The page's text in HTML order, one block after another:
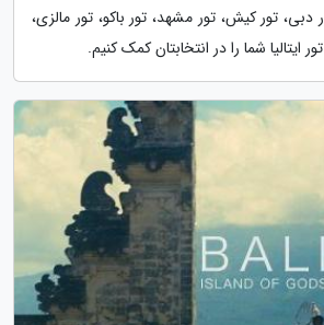
تور دبی، تور کیش، تور مشهد، تور باکو، تور مالزی،
ایتالیا شما را در انتخابتان کمک کنیم.